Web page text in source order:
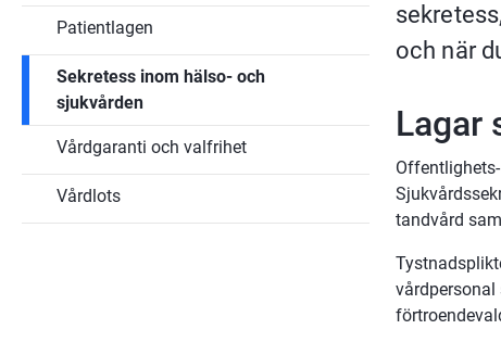
Patientlagen
Sekretess inom hälso- och
sjukvården
Vårdgaranti och valfrihet
Vårdlots
och när
Lagar
tandvård
vårdpersonal